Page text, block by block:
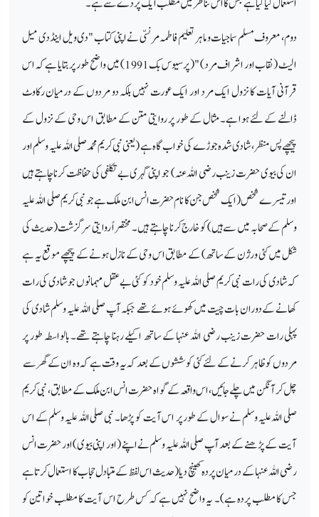
دوم، معروف مسلم سماجیات و ماہر تعلیم فاطمہ مرنسّی نے اپنی کتاب "دی ویل اینڈ دی میل
الیٹ (نقاب اور اشراف مرد) " (پرسیوس بک 1991) میں واضح طور پر بتایا ہے کہ اس
قرآنی آیات کا نزول ایک مرد اور ایک عورت نہیں بلکہ دو مردوں کے درمیان رکاوٹ
ڈالنے کے لئے ہوا ہے۔ مثال کے طور پر روایتی متن کے مطابق اس وحی کے نزول کے
پیچھے پس منظر، شادی شدہ جوڑے کی خواب گاہ ہے (یعنی نبی کریم محمد صلی اللہ علیہ وسلم اور
ان کی بیوی حضرت زینب رضی اللہ عنہ) جو اپنی گہری بے تکلفی کی حفاظت کرنا چاہتے ہیں
اور تیسرے شخص (ایک شخص جن کا نام حضرت انس ابن ملک ہے جو نبی کریم صلی اللہ علیہ
وسلم کے صحابہ میں سے ہیں) کو خارج کرنا چاہتے ہیں۔ مختصراً روایتی سرگزشت (حدیث کی
شکل میں کئی ورژن کے ساتھ) کے مطابق اس وحی کے نازل ہونے کے پیچھے موقع یہ ہے
کہ شادی کی رات نبی کریم صلی اللہ علیہ وسلم خود کو کئی بے عقل مہمانوں جو شادی کی رات
کھانے کے دوران بات چیت میں کھو ئے ہوئے تھے جبکہ آپ صلی اللہ علیہ وسلم شادی کی
پہلی رات حضرت زینب رضی اللہ عنہا کے ساتھ اکیلے رہنا چاہتے تھے۔ بالواسطہ طور پر
مردوں کو ظاہر کرنے کے لئے کئی کوششوں کے بعد کہ یہ وقت ہے کہ وہ ان کے گھرسے
چل کر آنگن میں چلے جائیں، اس واقعہ کے گواہ حضرت انس ابن ملک کے مطابق، نبی کریم
صلی اللہ علیہ وسلم نے سوال کے طور پر اس آیت کو پڑھا۔ نبی صلی اللہ علیہ وسلم کے اس
آیت کے پڑھنے کے بعد آپ صلی اللہ علیہ وسلم نے اپنے (اور اپنی بیوی) اور حضرت انس
رضی اللہ عنہاکے درمیان پردہ کھینچ دیا (حدیث اس لفظ کے متبادل حجاب کا استعمال کرتا ہے
جس کا مطلب پردہ ہے)۔ یہ واضح نہیں ہے کہ کس طرح اس آیت کا مطلب خواتین کو